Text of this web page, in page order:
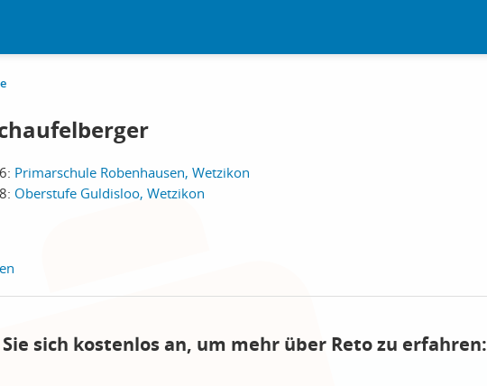
Primarschule Robenhausen, Wetzikon
Oberstufe Guldisloo, Wetzikon
sich kostenlos an, um mehr über Reto zu erfahren: